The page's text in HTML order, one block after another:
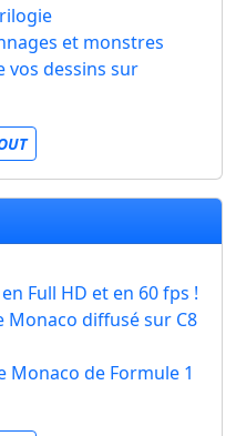
et monstres
vos dessins sur
Full HD et en 60 fps !
Monaco diffusé sur C8
Monaco de Formule 1